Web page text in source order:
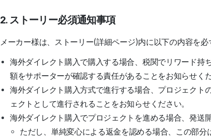
2. ストーリー必須通知事項
メーカー様は、ストーリー(詳細ページ)内に以下の内容を必
海外ダイレクト購入で購入する場合、税関でリワード持
額をサポーターが確認する責任があることをお知らせく
海外ダイレクト購入方式で進行する場合、プロジェクト
ェクトとして進行されることをお知らせください。
海外ダイレクト購入でプロジェクトを進める場合、発送
ただし、単純変心による返金を認める場合、この部分